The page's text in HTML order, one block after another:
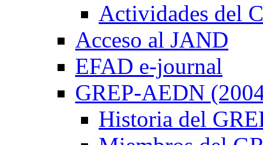
Actividades del
Acceso al JAND
EFAD e-journal
GREP-AEDN
Historia del